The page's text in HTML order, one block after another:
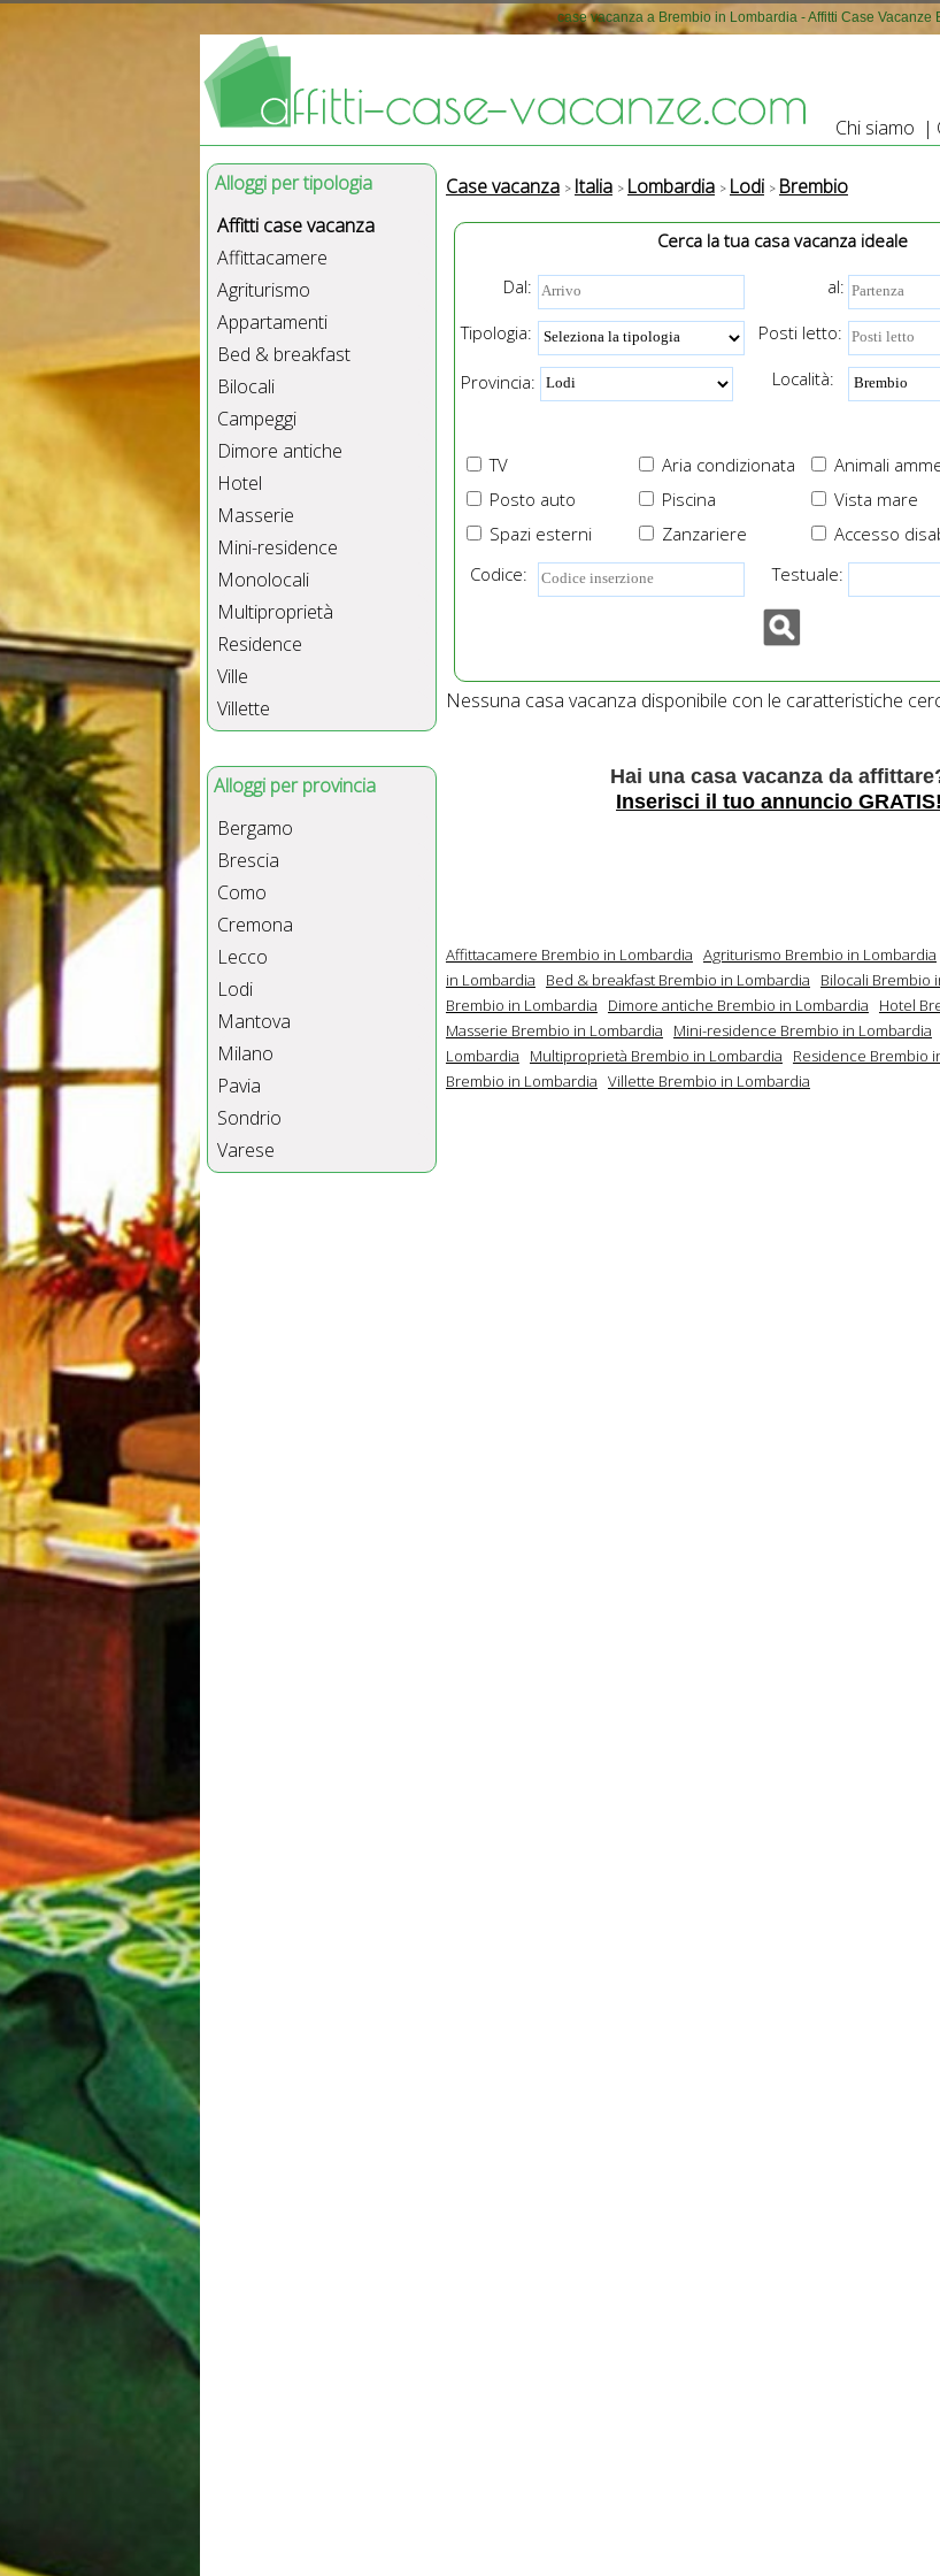
case vacanza a Brembio in Lombardia - Affitti Case Vacanze
Chi siamo |
Alloggi per tipologia
Affitti case vacanza
Affittacamere
Agriturismo
Appartamenti
Bed & breakfast
Bilocali
Campeggi
Dimore antiche
Hotel
Masserie
Mini-residence
Monolocali
Multiproprietà
Residence
Ville
Villette
Alloggi per provincia
Bergamo
Brescia
Como
Cremona
Lecco
Lodi
Mantova
Milano
Pavia
Sondrio
Varese
Case vacanza Italia Lombardia Lodi Brembio
Cerca la tua casa vacanza ideale
Dal:
al:
Tipologia:
Posti letto:
Provincia: Località:
TV Aria condizionata Animali
Posto auto
Piscina Vista mare
Spazi esterni
Zanzariere
Accesso
Codice:
Testuale:
Nessuna casa vacanza disponibile con le caratteristiche
Hai una casa vacanza da
Inserisci il tuo annuncio GRATIS!
Affittacamere Brembio in Lombardia Agriturismo Brembio in Lombardia
in Lombardia
Bed & breakfast Brembio in Lombardia Bilocali Brembio
Brembio in Lombardia
Dimore antiche Brembio in Lombardia
Hotel
Masserie Brembio in Lombardia
Mini-residence Brembio in Lombardia
Lombardia
Multiproprietà Brembio in Lombardia Residence Brembio
Brembio in Lombardia Villette Brembio in Lombardia